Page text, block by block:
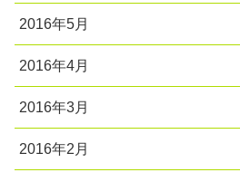
2016年5月
2016年4月
2016年3月
2016年2月